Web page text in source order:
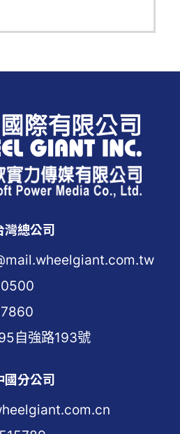
灣總公司
自強路193號
國分公司